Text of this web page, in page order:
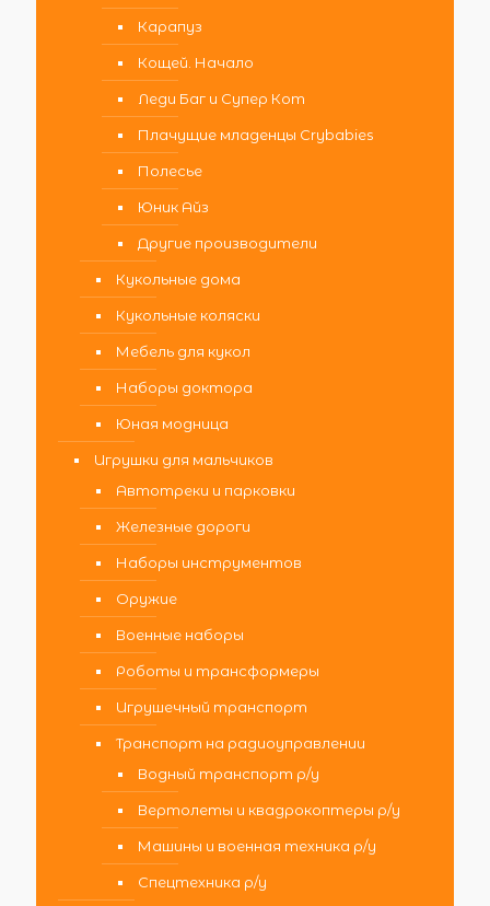
Карапуз
Кощей. Начало
Леди Баг и Супер Кот
Плачущие младенцы Crybabies
Полесье
Юник Айз
Другие производители
Кукольные дома
Кукольные коляски
Мебель для кукол
Наборы доктора
Юная модница
Игрушки для мальчиков
Автотреки и парковки
Железные дороги
Наборы инструментов
Оружие
Военные наборы
Роботы и трансформеры
Игрушечный транспорт
Транспорт на радиоуправлении
Водный транспорт р/у
Вертолеты и квадрокоптеры р/у
Машины и военная техника р/у
Спецтехника р/у